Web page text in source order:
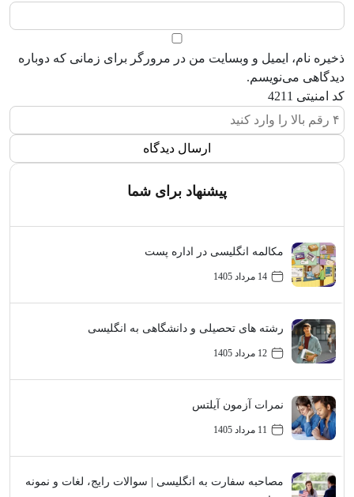
ذخیره نام، ایمیل و وبسایت من در مرورگر برای زمانی که دوباره
دیدگاهی می‌نویسم.
کد امنیتی 4211
پیشنهاد برای شما
مکالمه انگلیسی در اداره پست
14 مرداد 1405
رشته های تحصیلی و دانشگاهی به انگلیسی
12 مرداد 1405
نمرات آزمون آیلتس
11 مرداد 1405
مصاحبه سفارت به انگلیسی | سوالات رایج، لغات و نمونه